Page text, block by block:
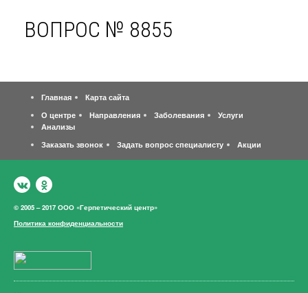
ВОПРОС № 8855
Главная
Карта сайта
О центре
Направления Заболевания
Услуги
Анализы
Заказать звонок
Задать вопрос специалисту Акции
© 2005 – 2017 ООО «Герпетический центр»
Политика конфиденциальности